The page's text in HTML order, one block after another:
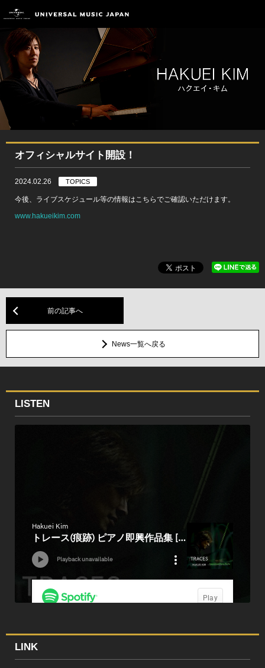
オフィシャルサイト開設！
2024.02.26 TOPICS
今後、ライブスケジュール等の情報はこちらでご確認いただけます。
www.hakueikim.com
前の記事へ
News一覧へ戻る
LISTEN
LINK